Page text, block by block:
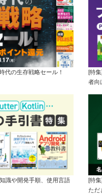
代の生存戦略セール！
[特
者向
識や開発手順、使用言語
[特
ただ